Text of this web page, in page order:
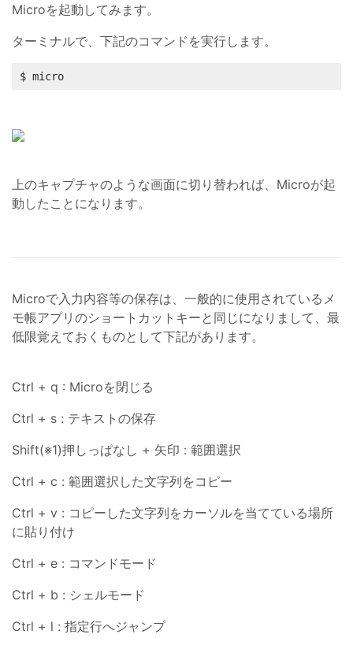
Microを起動してみます。
ターミナルで、下記のコマンドを実行します。
$ micro
上のキャプチャのような画面に切り替われば、Microが起
動したことになります。
Microで入力内容等の保存は、一般的に使用されているメ
モ帳アプリのショートカットキーと同じになりまして、最
低限覚えておくものとして下記があります。
Ctrl + q : Microを閉じる
Ctrl + s : テキストの保存
Shift(※1)押しっぱなし + 矢印 : 範囲選択
Ctrl + c : 範囲選択した文字列をコピー
Ctrl + v : コピーした文字列をカーソルを当てている場所
に貼り付け
Ctrl + e : コマンドモード
Ctrl + b : シェルモード
Ctrl + l : 指定行へジャンプ